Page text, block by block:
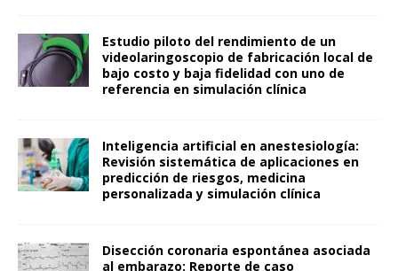
Estudio piloto del rendimiento de un
videolaringoscopio de fabricación local de
bajo costo y baja fidelidad con uno de
referencia en simulación clínica
Inteligencia artificial en anestesiología:
Revisión sistemática de aplicaciones en
predicción de riesgos, medicina
personalizada y simulación clínica
Disección coronaria espontánea asociada
al embarazo: Reporte de caso